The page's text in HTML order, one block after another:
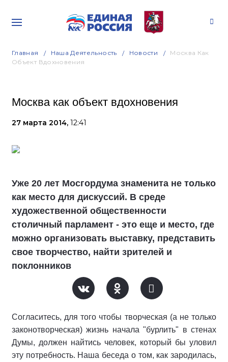
Главная Наша Деятельность Новости
Москва Как
Объект Вдохновения
Москва как объект вдохновения
27 марта 2014, 12:41
Уже 20 лет Мосгордума знаменита не только
как место для дискуссий. В среде
художественной общественности
столичный парламент - это еще и место, где
можно организовать выставку, представить
свое творчество, найти зрителей и
поклонников
Согласитесь, для того чтобы творческая (а не только
законотворческая) жизнь начала "бурлить" в стенах
Думы, должен найтись человек, который бы уловил
эту потребность. Наша беседа о том, как зародилась,